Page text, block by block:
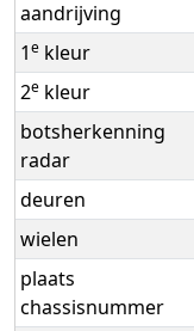
aandrijving
1e kleur
2e kleur
botsherkenning
radar
deuren
wielen
plaats
chassisnummer